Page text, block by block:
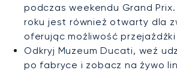
podczas weekendu Grand
roku jest również otwarty dla
oferując możliwość
Odkryj Muzeum Ducati, weź
po fabryce i zobacz na żywo